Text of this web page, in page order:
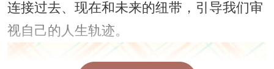
连接过去、现在和未来的纽带，引导我们审
视自己的人生轨迹。